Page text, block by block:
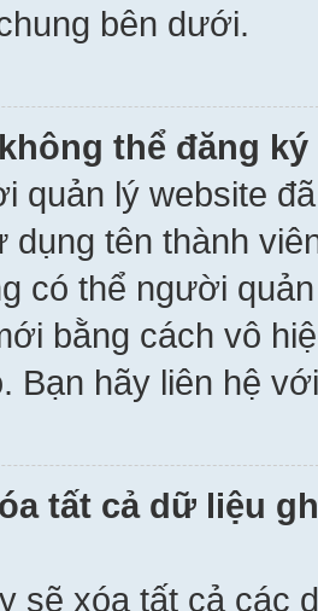
bên dưới.
thể đăng
quản lý website
dụng tên thành
có thể người
bằng cách vô
Bạn hãy liên hệ
tất cả dữ liệu
sẽ xóa tất cả các